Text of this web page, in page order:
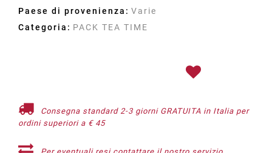
Paese di provenienza: Varie
Categoria: PACK TEA TIME
Consegna standard 2-3 giorni GRATUITA in Italia per
ordini superiori a € 45